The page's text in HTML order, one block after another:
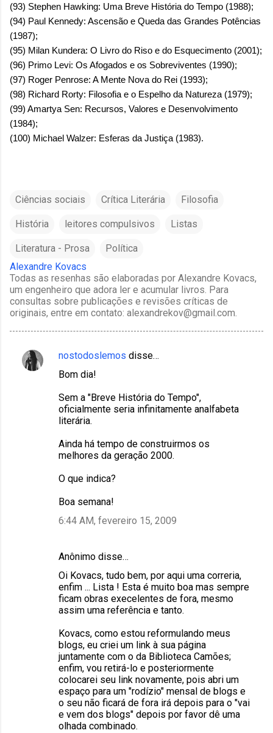
(93) Stephen Hawking: Uma Breve História do Tempo (1988);
(94) Paul Kennedy: Ascensão e Queda das Grandes Potências
(1987);
(95) Milan Kundera: O Livro do Riso e do Esquecimento (2001);
(96) Primo Levi: Os Afogados e os Sobreviventes (1990);
(97) Roger Penrose: A Mente Nova do Rei (1993);
(98) Richard Rorty: Filosofia e o Espelho da Natureza (1979);
(99) Amartya Sen: Recursos, Valores e Desenvolvimento
(1984);
(100) Michael Walzer: Esferas da Justiça (1983).
Ciências sociais Crítica Literária Filosofia
História leitores compulsivos Listas
Literatura - Prosa
Política
Alexandre Kovacs
Todas as resenhas são elaboradas por Alexandre Kovacs,
um engenheiro que adora ler e acumular livros. Para
consultas sobre publicações e revisões críticas de
originais, entre em contato: alexandrekov@gmail.com.
C
nostodoslemos disse…
Bom dia!
Sem a "Breve História do Tempo",
oficialmente seria infinitamente analfabeta
literária.
Ainda há tempo de construirmos os
melhores da geração 2000.
O que indica?
Boa semana!
6:44 AM, fevereiro 15, 2009
Anônimo disse…
Oi Kovacs, tudo bem, por aqui uma correria,
enfim ... Lista ! Esta é muito boa mas sempre
ficam obras execelentes de fora, mesmo
assim uma referência e tanto.
Kovacs, como estou reformulando meus
blogs, eu criei um link à sua página
juntamente com o da Biblioteca Camões;
enfim, vou retirá-lo e posteriormente
colocarei seu link novamente, pois abri um
espaço para um "rodízio" mensal de blogs e
o seu não ficará de fora irá depois para o "vai
e vem dos blogs" depois por favor dê uma
olhada combinado.